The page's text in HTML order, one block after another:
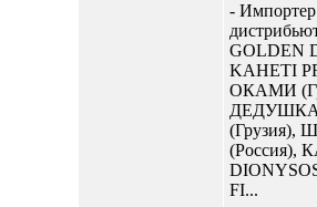
-
GOLDEN
KAHETI
ОКАМИ
(Грузия),
(Россия),
FI...